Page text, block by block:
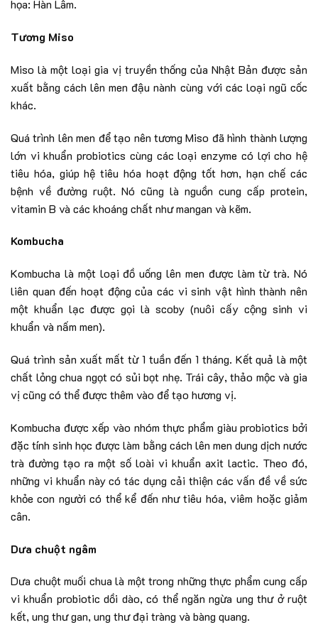
họa: Hàn Lâm.
Tương Miso
Miso là một loại gia vị truyền thống của Nhật Bản được sản
xuất bằng cách lên men đậu nành cùng với các loại ngũ cốc
khác.
Quá trình lên men để tạo nên tương Miso đã hình thành lượng
lớn vi khuẩn probiotics cùng các loại enzyme có lợi cho hệ
tiêu hóa, giúp hệ tiêu hóa hoạt động tốt hơn, hạn chế các
bệnh về đường ruột. Nó cũng là nguồn cung cấp protein,
vitamin B và các khoáng chất như mangan và kẽm.
Kombucha
Kombucha là một loại đồ uống lên men được làm từ trà. Nó
liên quan đến hoạt động của các vi sinh vật hình thành nên
một khuẩn lạc được gọi là scoby (nuôi cấy cộng sinh vi
khuẩn và nấm men).
Quá trình sản xuất mất từ ​​​​1 tuần đến 1 tháng. Kết quả là một
chất lỏng chua ngọt có sủi bọt nhẹ. Trái cây, thảo mộc và gia
vị cũng có thể được thêm vào để tạo hương vị.
Kombucha được xếp vào nhóm thực phẩm giàu probiotics bởi
đặc tính sinh học được làm bằng cách lên men dung dịch nước
trà đường tạo ra một số loài vi khuẩn axit lactic. Theo đó,
những vi khuẩn này có tác dụng cải thiện các vấn đề về sức
khỏe con người có thể kể đến như tiêu hóa, viêm hoặc giảm
cân.
Dưa chuột ngâm
Dưa chuột muối chua là một trong những thực phẩm cung cấp
vi khuẩn probiotic dồi dào, có thể ngăn ngừa ung thư ở ruột
kết, ung thư gan, ung thư đại tràng và bàng quang.